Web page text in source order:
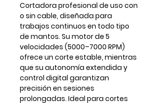
Cortadora profesional de uso con
o sin cable, diseñada para
trabajos continuos en todo tipo
de mantos. Su motor de 5
velocidades (5000–7000 RPM)
ofrece un corte estable, mientras
que su autonomía extendida y
control digital garantizan
precisión en sesiones
prolongadas. Ideal para cortes